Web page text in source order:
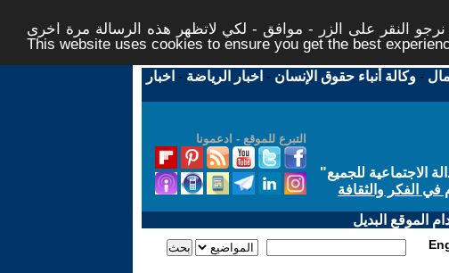
النقر على الزر - موافق - لكي لاتظهر هذه الرسالة مرة اخرى -
This website uses cookies to ensure you get the best
-وكالة أنباء حقوق الإنسان - اخبار الرياضة - اخبار
التبرع للموقع - ادعمونا
الاجتماعية للجميع"
في الفكر والثقافة
الموقع البديل